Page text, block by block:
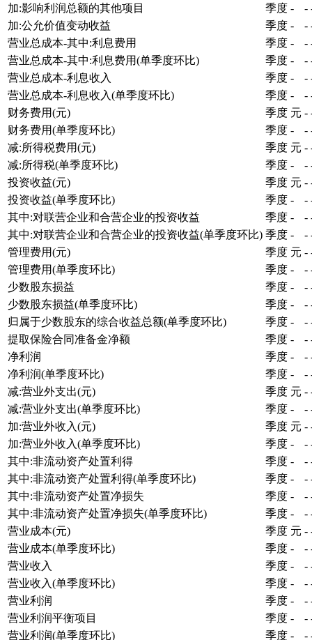
加:影响利润总额的其他项目 季度 - -
加:公允价值变动收益
季度 - -
营业总成本-其中:利息费用
季度 - -
营业总成本-其中:利息费用(单季度环比)
季度 - -
营业总成本-利息收入
季度 - -
营业总成本-利息收入(单季度环比)
季度 - -
财务费用(元)
季度 元 -
财务费用(单季度环比)
季度 - -
减:所得税费用(元)
季度 元 -
减:所得税(单季度环比)
季度 - -
投资收益(元)
季度 元 -
投资收益(单季度环比)
季度 - -
其中:对联营企业和合营企业的投资收益
季度 - -
其中:对联营企业和合营企业的投资收益(单季度环比) 季度 - -
管理费用(元)
季度 元 -
管理费用(单季度环比)
季度 - -
少数股东损益
季度 - -
少数股东损益(单季度环比)
季度 - -
归属于少数股东的综合收益总额(单季度环比)
季度 - -
提取保险合同准备金净额
季度 - -
净利润
季度 - -
净利润(单季度环比)
季度 - -
减:营业外支出(元)
季度 元 -
减:营业外支出(单季度环比)
季度 - -
加:营业外收入(元)
季度 元 -
加:营业外收入(单季度环比)
季度 - -
其中:非流动资产处置利得
季度 - -
其中:非流动资产处置利得(单季度环比)
季度 - -
其中:非流动资产处置净损失
季度 - -
其中:非流动资产处置净损失(单季度环比)
季度 - -
营业成本(元)
季度 元 -
营业成本(单季度环比)
季度 - -
营业收入
季度 - -
营业收入(单季度环比)
季度 - -
营业利润
季度 - -
营业利润平衡项目
季度 - -
营业利润(单季度环比)
季度 - -